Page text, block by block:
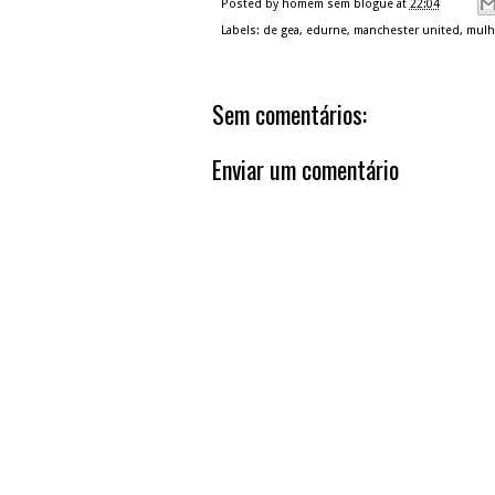
Posted by homem sem blogue at 22:04
Labels: de gea, edurne, manchester united,
Sem comentários:
Enviar um comentário